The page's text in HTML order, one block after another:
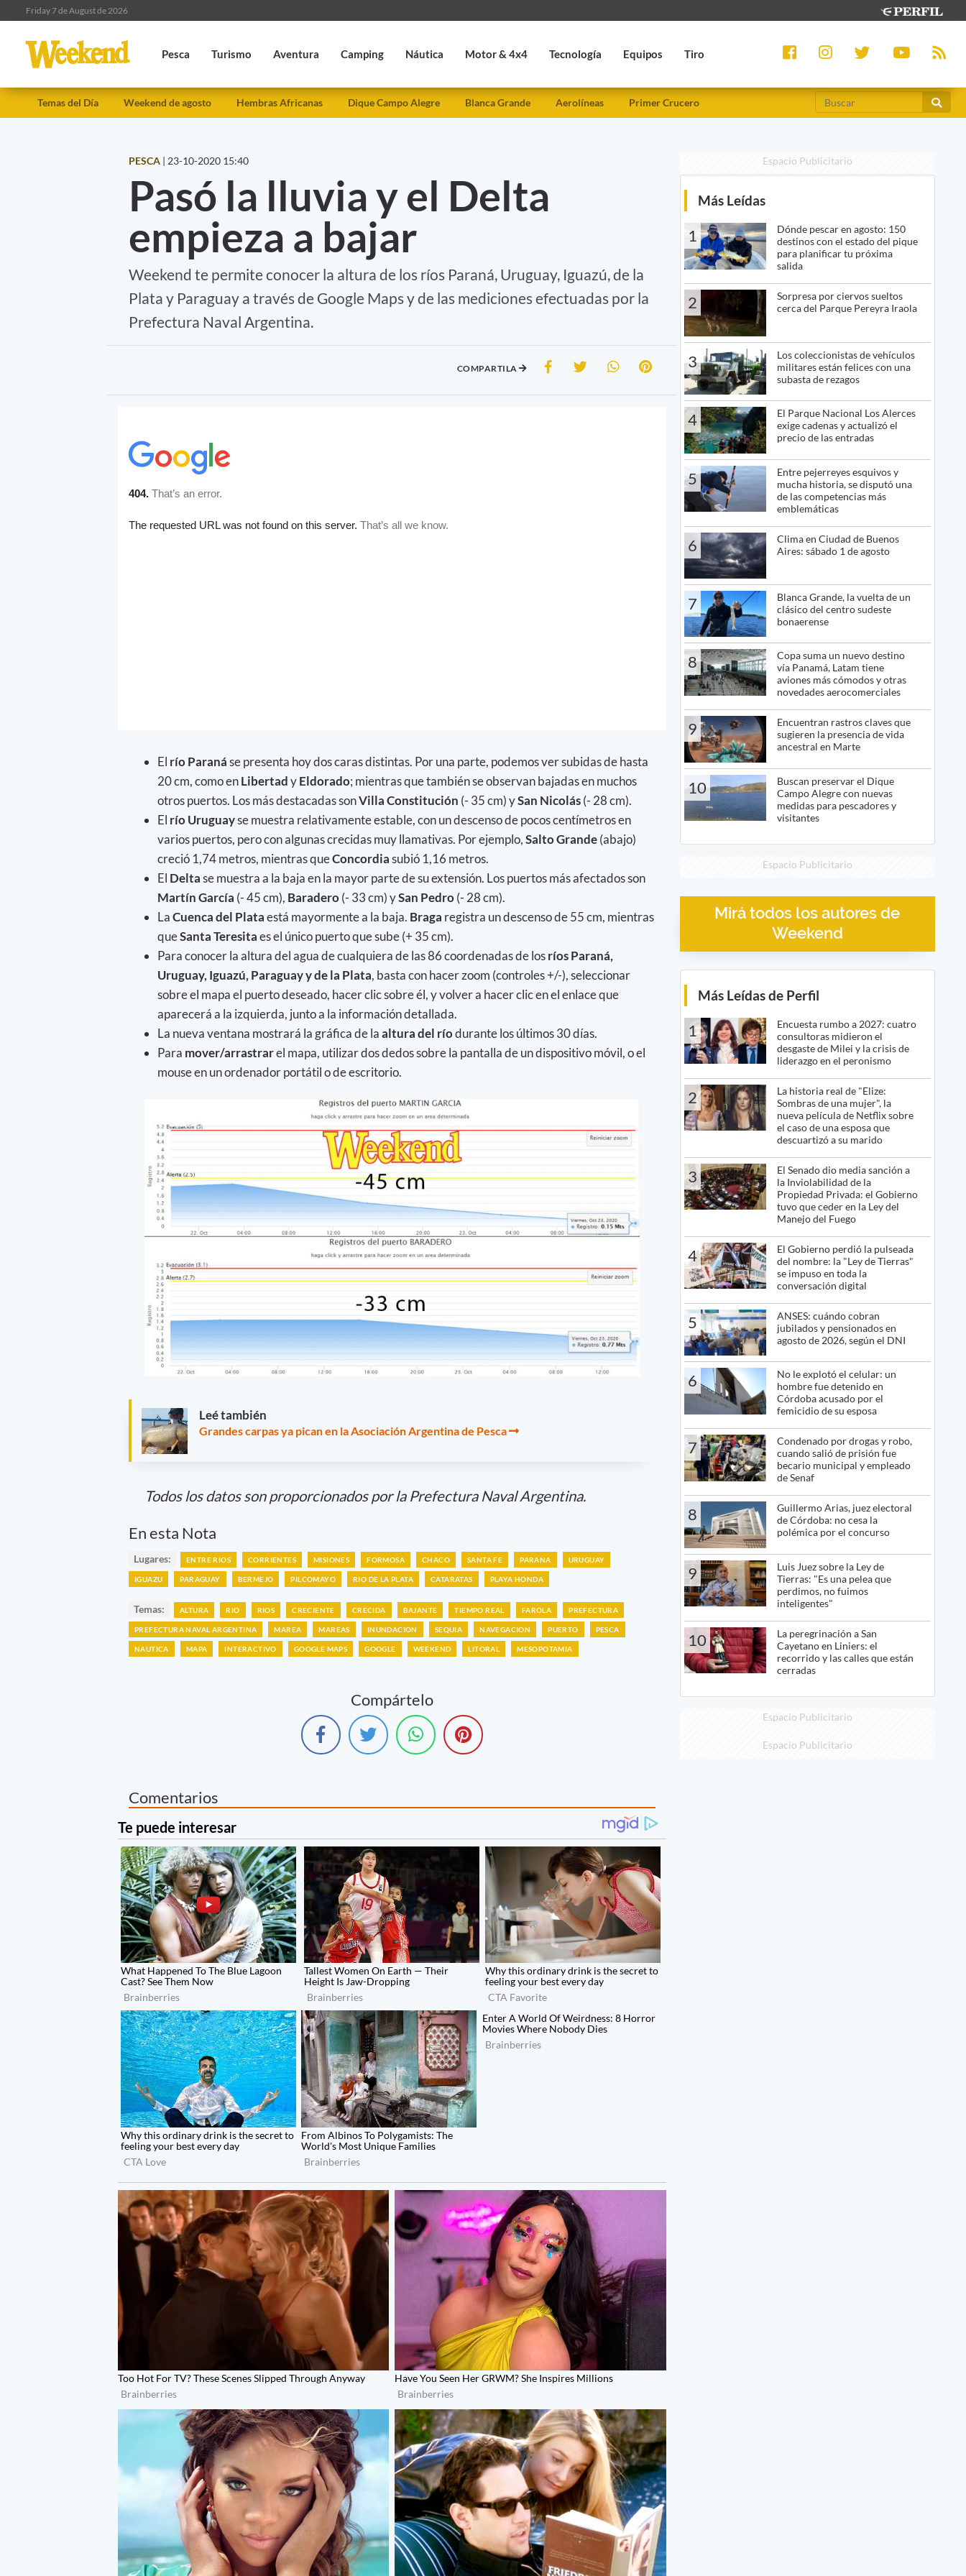
Friday 7 de August de 2026
Pesca Turismo Aventura Camping Náutica Motor & 4x4 Tecnología Equipos Tiro
Temas del Día Weekend de agosto Hembras Africanas Dique Campo Alegre Blanca Grande Aerolíneas Primer Crucero
PESCA | 23-10-2020 15:40
Pasó la lluvia y el Delta
empieza a bajar
Weekend te permite conocer la altura de los ríos Paraná, Uruguay, Iguazú, de la
Plata y Paraguay a través de Google Maps y de las mediciones efectuadas por la
Prefectura Naval Argentina.
COMPARTILA
El río Paranáse presenta hoy dos caras distintas. Por una parte, podemos ver subidas de hasta
20 cm, como enLibertadyEldorado; mientras que también se observan bajadas en muchos
otros puertos. Los más destacadas sonVilla Constitución (- 35 cm) ySan Nicolás(- 28 cm).
El río Uruguayse muestra relativamente estable, con un descenso de pocos centímetros en
varios puertos, pero con algunas crecidas muy llamativas. Por ejemplo,Salto Grande(abajo)
creció 1,74 metros, mientras queConcordiasubió 1,16 metros.
El Deltase muestra a la baja en la mayor parte de su extensión. Los puertos más afectados son
Martín García (- 45 cm), Baradero(- 33 cm) ySan Pedro(- 28 cm).
LaCuenca del Plataestá mayormente a la baja. Braga registra un descenso de 55 cm, mientras
queSantaTeresitaes el único puerto que sube (+ 35 cm).
Para conocer la altura del agua de cualquiera de las 86 coordenadas de losríos Paraná,
Uruguay, Iguazú, Paraguay y de la Plata, basta con hacer zoom (controles +/-), seleccionar
sobre el mapa el puerto deseado, hacer clic sobre él, y volver a hacer clic en el enlace que
aparecerá a la izquierda, junto a la información detallada.
La nueva ventana mostrará la gráfica de laaltura del ríodurante los últimos 30 días.
Para mover/arrastrarel mapa, utilizar dos dedos sobre la pantalla de un dispositivo móvil, o el
mouse en un ordenador portátil o de escritorio.
Leé también
Grandes carpas ya pican en la Asociación Argentina de Pesca
Todos los datos son proporcionados por la Prefectura Naval Argentina.
En esta Nota
Lugares: ENTRE RIOS CORRIENTES MISIONES FORMOSA CHACO SANTA FE PARANA URUGUAY
IGUAZU PARAGUAY BERMEJO PILCOMAYO RIO DE LA PLATA CATARATAS PLAYA HONDA
Temas: ALTURA RIO RIOS CRECIENTE CRECIDA BAJANTE TIEMPO REAL FAROLA PREFECTURA
PREFECTURA NAVAL ARGENTINA MAREA MAREAS INUNDACION SEQUIA NAVEGACION PUERTO PESCA
NAUTICA MAPA INTERACTIVO GOOGLE MAPS GOOGLE WEEKEND LITORAL MESOPOTAMIA
Compártelo
Comentarios
Espacio Publicitario
Más Leídas
1
Dónde pescar en agosto: 150
destinos con el estado del pique
para planificar tu próxima
salida
2
Sorpresa por ciervos sueltos
cerca del Parque Pereyra Iraola
3
Los coleccionistas de vehículos
militares están felices con una
subasta de rezagos
4
El Parque Nacional Los Alerces
exige cadenas y actualizó el
precio de las entradas
5
Entre pejerreyes esquivos y
mucha historia, se disputó una
de las competencias más
emblemáticas
6
Clima en Ciudad de Buenos
Aires: sábado 1 de agosto
7
Blanca Grande, la vuelta de un
clásico del centro sudeste
bonaerense
8
Copa suma un nuevo destino
vía Panamá, Latam tiene
aviones más cómodos y otras
novedades aerocomerciales
9
Encuentran rastros claves que
sugieren la presencia de vida
ancestral en Marte
10
Buscan preservar el Dique
Campo Alegre con nuevas
medidas para pescadores y
visitantes
Espacio Publicitario
Mirá todos los autores de
Weekend
Más Leídas de Perfil
1
Encuesta rumbo a 2027: cuatro
consultoras midieron el
desgaste de Milei y la crisis de
liderazgo en el peronismo
2
La historia real de "Elize:
Sombras de una mujer", la
nueva película de Netflix sobre
el caso de una esposa que
descuartizó a su marido
3
El Senado dio media sanción a
la Inviolabilidad de la
Propiedad Privada: el Gobierno
tuvo que ceder en la Ley del
Manejo del Fuego
4
El Gobierno perdió la pulseada
del nombre: la "Ley de Tierras"
se impuso en toda la
conversación digital
5
ANSES: cuándo cobran
jubilados y pensionados en
agosto de 2026, según el DNI
6
No le explotó el celular: un
hombre fue detenido en
Córdoba acusado por el
femicidio de su esposa
7
Condenado por drogas y robo,
cuando salió de prisión fue
becario municipal y empleado
de Senaf
8
Guillermo Arias, juez electoral
de Córdoba: no cesa la
polémica por el concurso
9
Luis Juez sobre la Ley de
Tierras: "Es una pelea que
perdimos, no fuimos
inteligentes"
10
La peregrinación a San
Cayetano en Liniers: el
recorrido y las calles que están
cerradas
Espacio Publicitario
Espacio Publicitario